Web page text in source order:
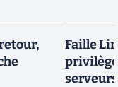
Faille